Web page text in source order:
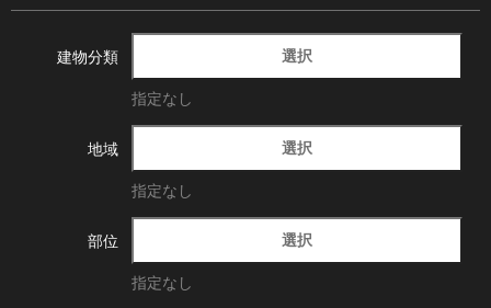
建物分類 選択
指定なし
地域 選択
指定なし
部位 選択
指定なし